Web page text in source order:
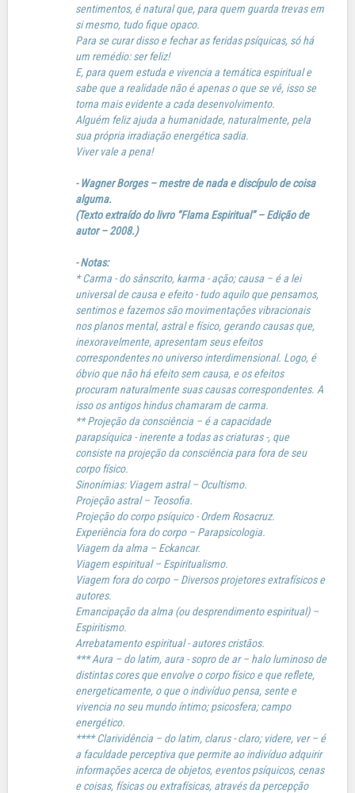
sentimentos, é natural que, para quem guarda trevas em
si mesmo, tudo fique opaco.
Para se curar disso e fechar as feridas psíquicas, só há
um remédio: ser feliz!
E, para quem estuda e vivencia a temática espiritual e
sabe que a realidade não é apenas o que se vê, isso se
torna mais evidente a cada desenvolvimento.
Alguém feliz ajuda a humanidade, naturalmente, pela
sua própria irradiação energética sadia.
Viver vale a pena!
- Wagner Borges – mestre de nada e discípulo de coisa
alguma.
(Texto extraído do livro “Flama Espiritual” – Edição de
autor – 2008.)
- Notas:
* Carma - do sânscrito, karma - ação; causa – é a lei
universal de causa e efeito - tudo aquilo que pensamos,
sentimos e fazemos são movimentações vibracionais
nos planos mental, astral e físico, gerando causas que,
inexoravelmente, apresentam seus efeitos
correspondentes no universo interdimensional. Logo, é
óbvio que não há efeito sem causa, e os efeitos
procuram naturalmente suas causas correspondentes. A
isso os antigos hindus chamaram de carma.
** Projeção da consciência – é a capacidade
parapsíquica - inerente a todas as criaturas -, que
consiste na projeção da consciência para fora de seu
corpo físico.
Sinonímias: Viagem astral – Ocultismo.
Projeção astral – Teosofia.
Projeção do corpo psíquico - Ordem Rosacruz.
Experiência fora do corpo – Parapsicologia.
Viagem da alma – Eckancar.
Viagem espiritual – Espiritualismo.
Viagem fora do corpo – Diversos projetores extrafísicos e
autores.
Emancipação da alma (ou desprendimento espiritual) –
Espiritismo.
Arrebatamento espiritual - autores cristãos.
*** Aura – do latim, aura - sopro de ar – halo luminoso de
distintas cores que envolve o corpo físico e que reflete,
energeticamente, o que o indivíduo pensa, sente e
vivencia no seu mundo íntimo; psicosfera; campo
energético.
**** Clarividência – do latim, clarus - claro; videre, ver – é
a faculdade perceptiva que permite ao indivíduo adquirir
informações acerca de objetos, eventos psíquicos, cenas
e coisas, físicas ou extrafísicas, através da percepção